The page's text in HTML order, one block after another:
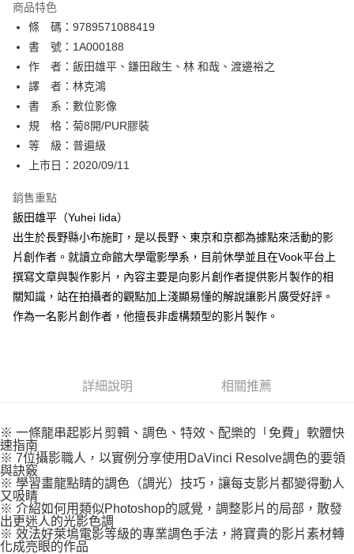
相關說明
【關於「AFTEE先享後付」】
AFTEE先享後付是「在收到商品之後才付款」的支付方式。 讓您購物簡單
便利好安心！
１．簡單：不需註冊會員、不需綁卡、不需儲值。
２．便利：只要手機號碼，簡訊認證，即可結帳。
３．安心：先確認商品／服務後，再付款。
【「AFTEE先享後付」結帳流程】
１．於結帳方式選擇「AFTEE先享後付」後，將跳轉至「AFTEE先享後付」
結帳頁面，進行簡訊認證並確認金額後，即可完成結帳。
２．訂單成立數日內，您將收到繳費通知簡訊。
ATM／網路銀行／等多元方式進行付款，方視為交易完成。
※ 請注意：結帳手續完成當下不需立刻繳費，但若您需要取消訂單，請聯絡
購買商品的店家。未經商家同意取消之訂單仍視為有效，需透過AFTEE先享
後付繳納相關費用。
※ 交易是否成功請以「AFTEE先享後付 」之結帳頁面顯示為準，若有關於
是否繳費成功／繳費後需取消欲退款等相關疑問，請聯繫「AFTEE先享後付
【注意事項】
https://aftee.tw/terms/#terms3
任。
４．使用「AFTEE先享後付」時，將依據個別帳號之用戶狀況，依本公司即
時審查核予不同之上限額度；若仍有額度不足之情形，本公司將視審查結果
請求用戶進行身份認證。
５．嚴禁一人註冊多個帳號或使用他人資訊註冊。若發現惡意使用之情形，
恩沛科技股份有限公司將有權停止該用戶之使用額度並採取法律行動。
ATM付款
運送方式
全家取貨付款
每筆NT$80，滿NT$500(含以上)免運費
付款後全家取貨
每筆NT$80，滿NT$500(含以上)免運費
付款後萊爾富取貨
每筆NT$80，滿NT$500(含以上)免運費
7-11取貨付款
每筆NT$80，滿NT$500(含以上)免運費
每筆NT$100，滿NT$800(含以上)免運費
國家/地區配送 查看運費
商品特色
條 碼：9789571088419
書 號：1A000188
作 者：飯田雄平、鎌田啟生、林 和哉、渡邊裕之
譯 者：林克鴻
書 系：數位影像
規 格：菊8開/PUR膠裝
等 級：普遍級
上市日：2020/09/11
銷售重點
飯田雄平（Yuhei Iida）
出生於長野縣小布施町，是以長野、東京和京都為據點來活動的影
片創作者。就讀立命館大學電影學系，目前休學並且在Vook平台上
撰寫文章與製作影片，內容主要是向影片創作者提供影片製作的相
關知識，站在拍攝者的觀點加上淺顯易懂的解說讓影片廣受好評。
作為一名影片創作者，他擅長非虛構類型的影片製作。
詳細說明 相關推薦
※ 一條龍串起影片剪輯、調色、特效、配樂的「免費」軟體快
速指南
※ 7位攝影職人，以實例分享使用DaVinci Resolve調色的要領
與訣竅
※ 學習畫龍點睛的調色（調光）技巧，讓每支影片都變得動人
又吸睛
※ 介紹如何用類似Photoshop的感覺，調整影片的局部，散發
出更迷人的光影色調
※ 效法好萊塢電影等級的專業調色手法，將寶貴的影片素材轉
化成亮眼的作品